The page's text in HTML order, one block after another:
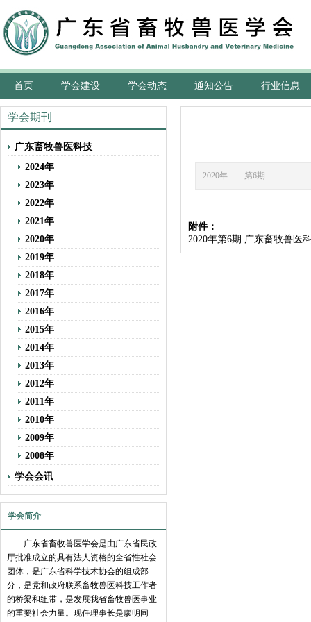
首页 学会建设 学会动态 通知公告 行业信息
学会期刊
广东畜牧兽医科技
2024年
2023年
2022年
2021年
2020年
2019年
2018年
2017年
2016年
2015年
2014年
2013年
2012年
2011年
2010年
2009年
2008年
学会会讯
学会简介
广东省畜牧兽医学会是由广东省民政
厅批准成立的具有法人资格的全省性社会
团体，是广东省科学技术协会的组成部
分，是党和政府联系畜牧兽医科技工作者
的桥梁和纽带，是发展我省畜牧兽医事业
的重要社会力量。现任理事长是廖明同
2020年 第6期
附件：
2020年第6期 广东畜牧兽医